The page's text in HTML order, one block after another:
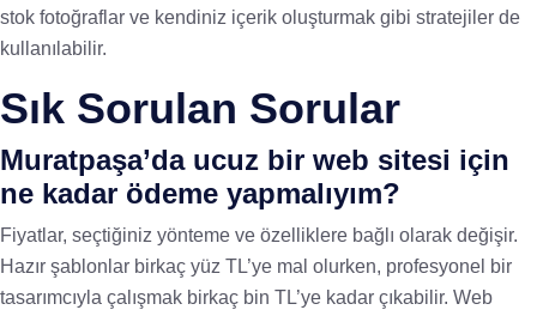
stok fotoğraflar ve kendiniz içerik oluşturmak gibi stratejiler de
kullanılabilir.
Sık Sorulan Sorular
Muratpaşa’da ucuz bir web sitesi için
ne kadar ödeme yapmalıyım?
Fiyatlar, seçtiğiniz yönteme ve özelliklere bağlı olarak değişir.
Hazır şablonlar birkaç yüz TL’ye mal olurken, profesyonel bir
tasarımcıyla çalışmak birkaç bin TL’ye kadar çıkabilir. Web